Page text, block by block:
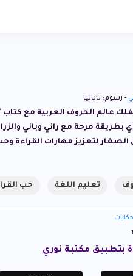
- رسوم: ناتاليا
عالم الحروف العربية مع كتاب
بطريقة مرحة مع راني وباني
الصغار لتعزيز مهارات القراءة
تعليم اللغة حب
بتطبيق مكتبة نوري